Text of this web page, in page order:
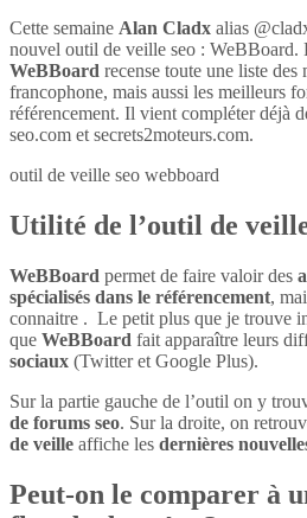
Cette semaine Alan Cladx alias
nouvel outil de veille seo : WeBBoard.
WeBBoard recense toute une liste
francophone, mais aussi les meilleurs
référencement. Il vient compléter déjà
seo.com et secrets2moteurs.com.
outil de veille seo webboard
Utilité de l’outil de
WeBBoard permet de faire valoir des
spécialisés dans le référencement,
connaitre . Le petit plus que je trouve
que WeBBoard fait apparaître leurs
sociaux (Twitter et Google Plus).
Sur la partie gauche de l’outil on y
de forums seo. Sur la droite, on
de veille affiche les dernières
Peut-on le comparer à